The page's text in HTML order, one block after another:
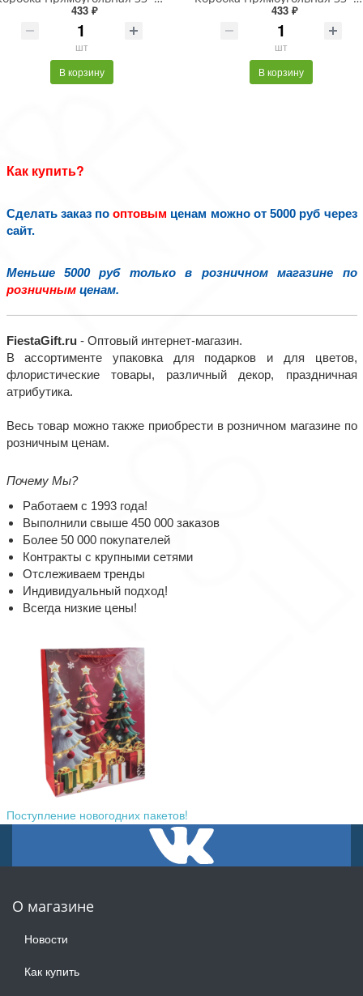
433 ₽
шт
В корзину
433 ₽
шт
В корзину
Как купить?
Сделать заказ пооптовым ценам можно от 5000 руб через
сайт.
Меньше 5000 руб только в розничном магазине по
розничнымценам.
FiestaGift.ru - Оптовый интернет-магазин.
В ассортименте упаковка для подарков и для цветов,
флористические товары, различный декор, праздничная
атрибутика.
Весь товар можно также приобрести в розничном магазине по
розничным ценам.
Почему Мы?
Работаем с 1993 года!
Выполнили свыше 450 000 заказов
Более 50 000 покупателей
Контракты с крупными сетями
Отслеживаем тренды
Индивидуальный подход!
Всегда низкие цены!
Поступление новогодних пакетов!
О магазине
Новости
Как купить